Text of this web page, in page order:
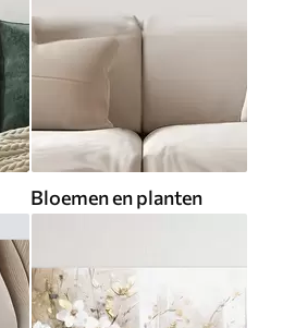
Bloemen en planten